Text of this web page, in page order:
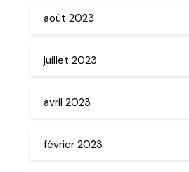
août 2023
juillet 2023
avril 2023
février 2023